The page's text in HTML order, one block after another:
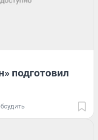
подготовил